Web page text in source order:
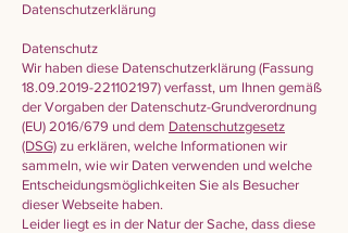
Datenschutzerklärung
Datenschutz
Wir haben diese Datenschutzerklärung (Fassung
18.09.2019-221102197) verfasst, um Ihnen gemäß
der Vorgaben der Datenschutz-Grundverordnung
(EU) 2016/679 und dem Datenschutzgesetz
(DSG) zu erklären, welche Informationen wir
sammeln, wie wir Daten verwenden und welche
Entscheidungsmöglichkeiten Sie als Besucher
dieser Webseite haben.
Leider liegt es in der Natur der Sache, dass diese